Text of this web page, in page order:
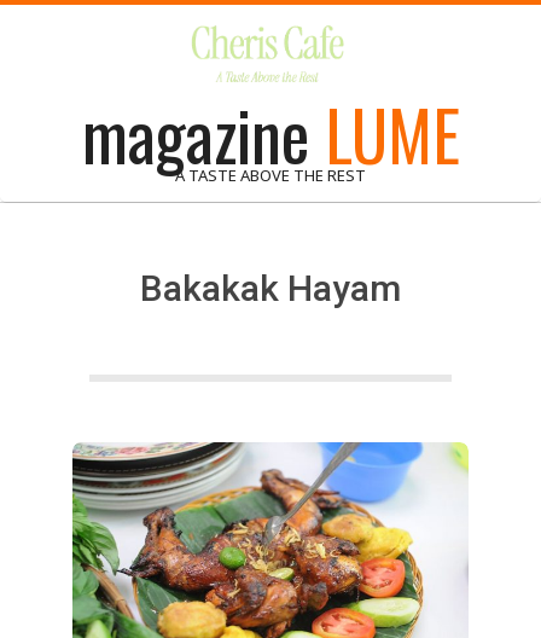
magazine LUME
A TASTE ABOVE THE REST
Bakakak Hayam